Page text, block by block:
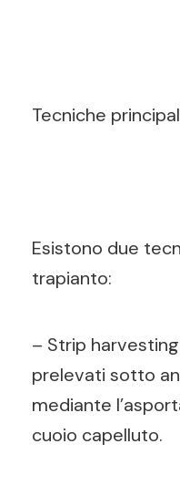
Tecniche
Esistono due
trapianto:
– Strip
prelevati sotto
mediante
cuoio capelluto.